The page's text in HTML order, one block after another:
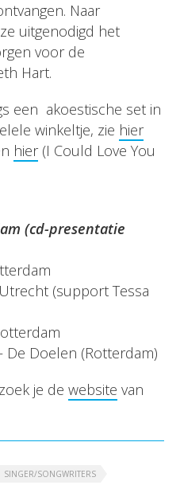
Naar
uitgenodigd het
voor de
Hart.
een akoestische set in
winkeltje, zie hier
hier(I Could Love You
(cd-presentatie
(support Tessa
De Doelen (Rotterdam)
je de website van
SINGER/SONGWRITERS